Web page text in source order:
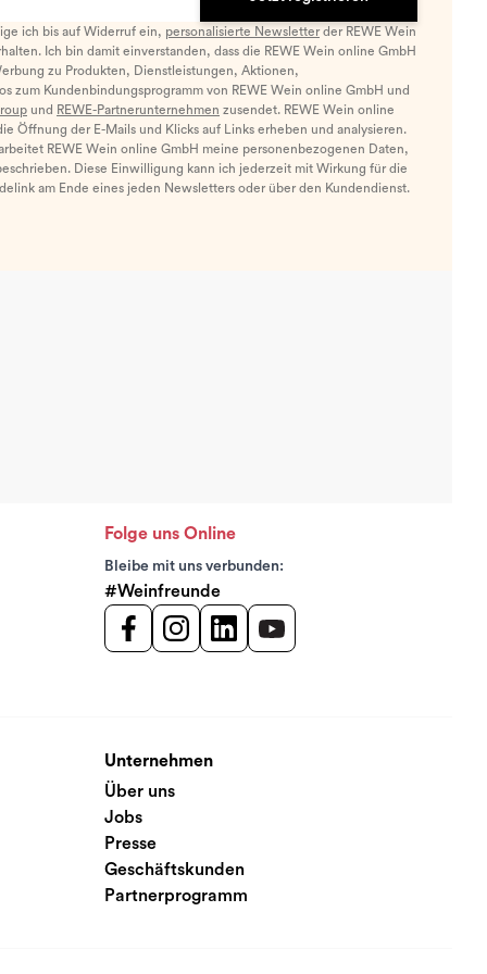
ich bis auf Widerruf ein, personalisierte Newsletterder REWE Wein
Ich bin damit einverstanden, dass die REWE Wein online GmbH
zu Produkten, Dienstleistungen, Aktionen,
zum Kundenbindungsprogramm von REWE Wein online GmbH und
und REWE-Partnerunternehmen zusendet. REWE Wein online
Öffnung der E-Mails und Klicks auf Links erheben und analysieren.
REWE Wein online GmbH meine personenbezogenen Daten,
Diese Einwilligung kann ich jederzeit mit Wirkung für die
am Ende eines jeden Newsletters oder über den Kundendienst.
Folge uns Online
Bleibe mit uns verbunden:
#Weinfreunde
Unternehmen
Über uns
Jobs
Presse
Geschäftskunden
Partnerprogramm